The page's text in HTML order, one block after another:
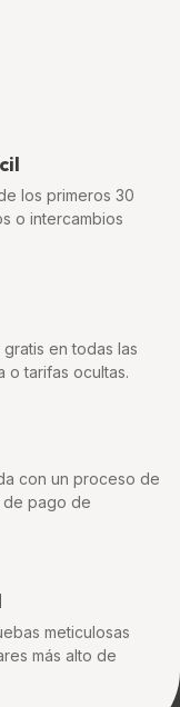
los primeros 30
o intercambios
en todas las
o tarifas ocultas.
con un proceso de
pago de
meticulosas
más alto de